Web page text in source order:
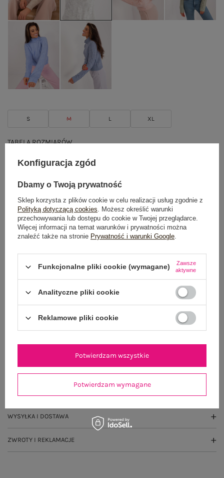
S M L XL
TABELA ROZMIARÓW
DODAJ DO KOSZYKA
Dostawa od 7,99 zł
Wysyłkajutro
OPIS PRODUKTU
GŁÓWNE PARAMETRY
WYSYŁKA I DOSTAWA
ZWROTY I REKLAMACJE
Konfiguracja zgód
Dbamy o Twoją prywatność
Sklep korzysta z plików cookie w celu realizacji usług zgodnie z
Polityką dotyczącą cookies. Możesz określić warunki
przechowywania lub dostępu do cookie w Twojej przeglądarce.
Więcej informacji na temat warunków i prywatności można
znaleźć także na stronie Prywatność i warunki Google.
Funkcjonalne pliki cookie (wymagane)
Zawsze
aktywne
Analityczne pliki cookie
Reklamowe pliki cookie
Potwierdzam wymagane
Potwierdzam wszystkie